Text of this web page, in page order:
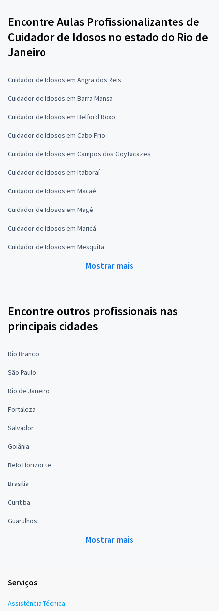
Encontre Aulas Profissionalizantes de
Cuidador de Idosos no estado do Rio de
Janeiro
Cuidador de Idosos em Angra dos Reis
Cuidador de Idosos em Barra Mansa
Cuidador de Idosos em Belford Roxo
Cuidador de Idosos em Cabo Frio
Cuidador de Idosos em Campos dos Goytacazes
Cuidador de Idosos em Itaboraí
Cuidador de Idosos em Macaé
Cuidador de Idosos em Magé
Cuidador de Idosos em Maricá
Cuidador de Idosos em Mesquita
Mostrar mais
Encontre outros profissionais nas
principais cidades
Rio Branco
São Paulo
Rio de Janeiro
Fortaleza
Salvador
Goiânia
Belo Horizonte
Brasília
Curitiba
Guarulhos
Mostrar mais
Serviços
Assistência Técnica